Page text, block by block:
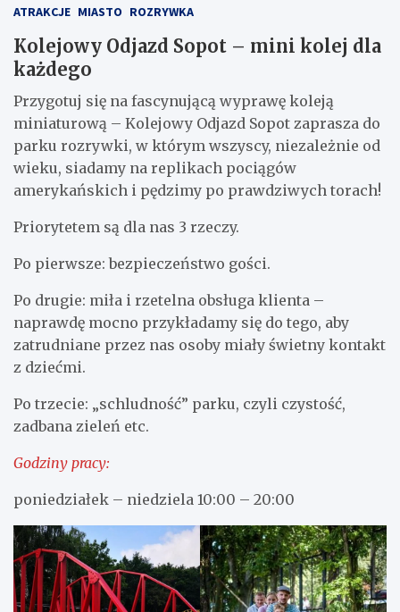
ATRAKCJE MIASTO ROZRYWKA
Kolejowy Odjazd Sopot – mini kolej dla
każdego
Przygotuj się na fascynującą wyprawę koleją
miniaturową – Kolejowy Odjazd Sopot zaprasza do
parku rozrywki, w którym wszyscy, niezależnie od
wieku, siadamy na replikach pociągów
amerykańskich i pędzimy po prawdziwych torach!
Priorytetem są dla nas 3 rzeczy.
Po pierwsze: bezpieczeństwo gości.
Po drugie: miła i rzetelna obsługa klienta –
naprawdę mocno przykładamy się do tego, aby
zatrudniane przez nas osoby miały świetny kontakt
z dziećmi.
Po trzecie: „schludność” parku, czyli czystość,
zadbana zieleń etc.
Godziny pracy:
poniedziałek – niedziela 10:00 – 20:00